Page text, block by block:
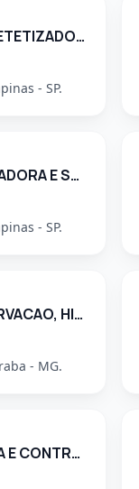
BORGES & MELENDEZ DETETIZADORA LTDA
- SP.
CAMP PRAGAS DEDETIZADORA E SERVICOS DE LIMPEZA LTDA
- SP.
CBJ TECKIPLAM CONSERVACAO, HIGIENIZACAO E LIMPEZA.
- MG.
COMBAT DEDETIZADORA E CONTROLE DE PRAGAS URBANAS